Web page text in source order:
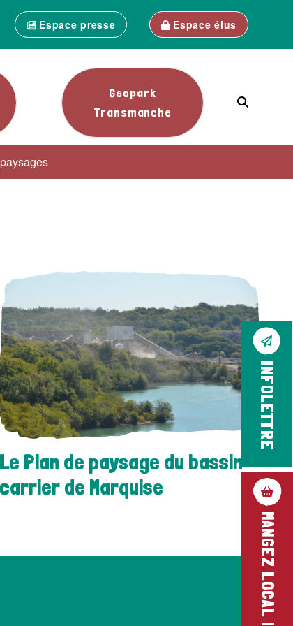
Espace presse Espace élus
Geopark
Transmanche
INFOLETTRE
MANGEZ LOCAL !
Le Plan de paysage du bassin
carrier de Marquise